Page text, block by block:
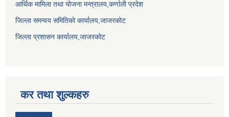
आर्थिक मामिला तथा योजना मन्त्रालय,कर्णाली प्रदेश
जिल्ला समन्वय समितिको कार्यालय,जाजरकाेट
जिल्ला प्रशासन कार्यालय,जाजरकोट
कर तथा शुल्कहरु